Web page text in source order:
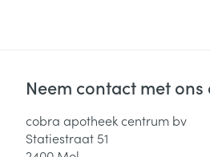
Neem contact met ons
cobra apotheek centrum bv
Statiestraat 51